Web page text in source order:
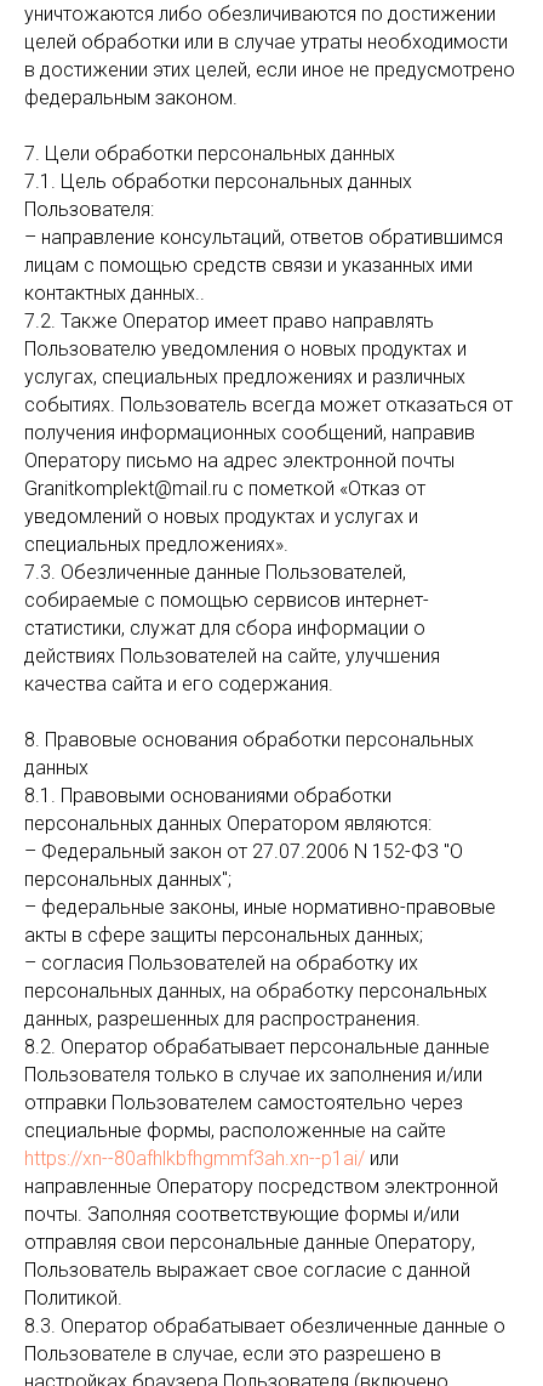
уничтожаются либо обезличиваются по достижении
целей обработки или в случае утраты необходимости
в достижении этих целей, если иное не предусмотрено
федеральным законом.
7. Цели обработки персональных данных
7.1. Цель обработки персональных данных
Пользователя:
– направление консультаций, ответов обратившимся
лицам с помощью средств связи и указанных ими
контактных данных..
7.2. Также Оператор имеет право направлять
Пользователю уведомления о новых продуктах и
услугах, специальных предложениях и различных
событиях. Пользователь всегда может отказаться от
получения информационных сообщений, направив
Оператору письмо на адрес электронной почты
Granitkomplekt@mail.ru с пометкой «Отказ от
уведомлений о новых продуктах и услугах и
специальных предложениях».
7.3. Обезличенные данные Пользователей,
собираемые с помощью сервисов интернет-
статистики, служат для сбора информации о
действиях Пользователей на сайте, улучшения
качества сайта и его содержания.
8. Правовые основания обработки персональных
данных
8.1. Правовыми основаниями обработки
персональных данных Оператором являются:
– Федеральный закон от 27.07.2006 N 152-ФЗ "О
персональных данных";
– федеральные законы, иные нормативно-правовые
акты в сфере защиты персональных данных;
– согласия Пользователей на обработку их
персональных данных, на обработку персональных
данных, разрешенных для распространения.
8.2. Оператор обрабатывает персональные данные
Пользователя только в случае их заполнения и/или
отправки Пользователем самостоятельно через
специальные формы, расположенные на сайте
https://xn--80afhlkbfhgmmf3ah.xn--p1ai/ или
направленные Оператору посредством электронной
почты. Заполняя соответствующие формы и/или
отправляя свои персональные данные Оператору,
Пользователь выражает свое согласие с данной
Политикой.
8.3. Оператор обрабатывает обезличенные данные о
Пользователе в случае, если это разрешено в